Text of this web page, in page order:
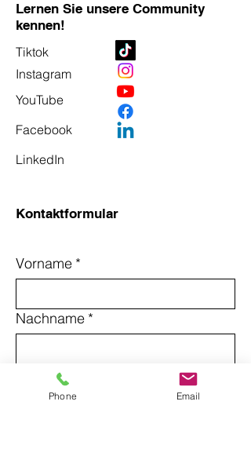
Lernen Sie unsere Community
kennen!
Tiktok
Instagram
YouTube
Facebook
LinkedIn
Kontaktformular
Vorname *
Nachname *
*
Phone Email